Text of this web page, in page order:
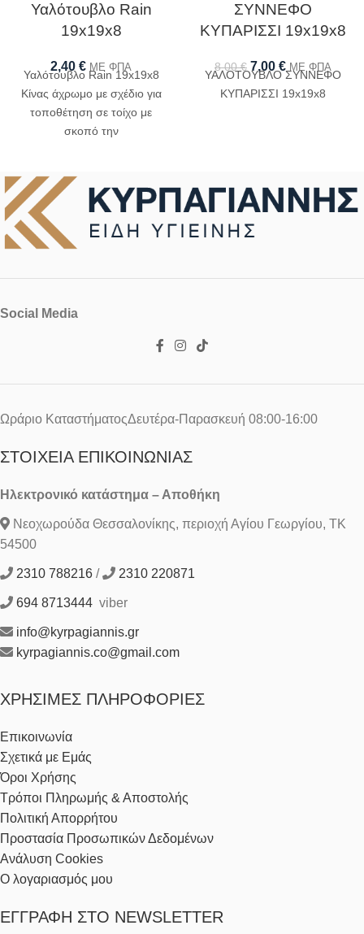
Υαλότουβλο Rain
19x19x8
2,40 € ΜΕ ΦΠΑ
Υαλότουβλο Rain 19x19x8
Κίνας άχρωμο με σχέδιο για
τοποθέτηση σε τοίχο με
σκοπό την
ΣΥΝΝΕΦΟ
ΚΥΠΑΡΙΣΣΙ 19x19x8
8,00€ 7,00 € ΜΕ ΦΠΑ
ΥΑΛΟΤΟΥΒΛΟ ΣΥΝΝΕΦΟ
ΚΥΠΑΡΙΣΣΙ 19x19x8
Social Media
Ωράριο ΚαταστήματοςΔευτέρα-Παρασκευή 08:00-16:00
ΣΤΟΙΧΕΊΑ ΕΠΙΚΟΙΝΩΝΊΑΣ
Ηλεκτρονικό κατάστημα – Αποθήκη
Νεοχωρούδα Θεσσαλονίκης, περιοχή Αγίου Γεωργίου, ΤΚ
54500
2310 788216 / 2310 220871
694 8713444 viber
info@kyrpagiannis.gr
kyrpagiannis.co@gmail.com
ΧΡΉΣΙΜΕΣ ΠΛΗΡΟΦΟΡΊΕΣ
Επικοινωνία
Σχετικά με Εμάς
Όροι Χρήσης
Τρόποι Πληρωμής & Αποστολής
Πολιτική Απορρήτου
Προστασία Προσωπικών Δεδομένων
Ανάλυση Cookies
Ο λογαριασμός μου
ΕΓΓΡΑΦΉ ΣΤΟ NEWSLETTER